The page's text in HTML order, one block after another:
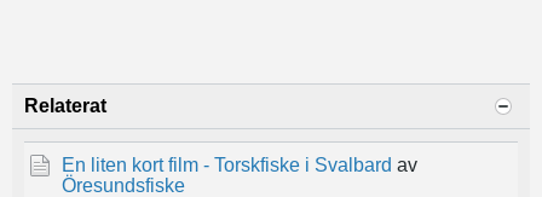
Relaterat
En liten kort film - Torskfiske i Svalbard av
Öresundsfiske